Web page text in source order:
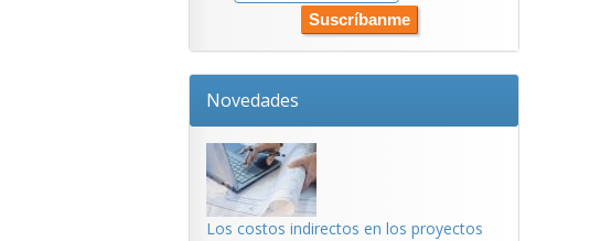
Novedades
Los costos indirectos en los proyectos